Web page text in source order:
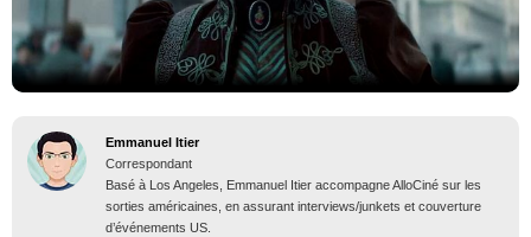
Emmanuel Itier
Correspondant
Basé à Los Angeles, Emmanuel Itier accompagne AlloCiné sur les
sorties américaines, en assurant interviews/junkets et couverture
d’événements US.